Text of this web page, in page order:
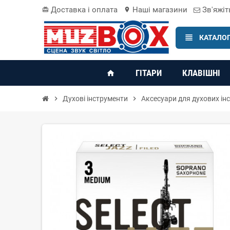
card_giftcard Доставка і оплата location_on Наші магазини
view_headline
home ГІТАРИ КЛАВІШНІ
chevron_right Духові інструменти chevron_right Аксесуари для духових